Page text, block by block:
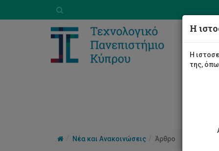
Νέα και Ανακοινώσεις Άρθρο
Η
Η
της,